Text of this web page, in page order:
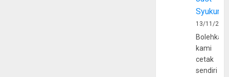
Syukur
13/11/
Bolehkah
kami
cetak
sendiri